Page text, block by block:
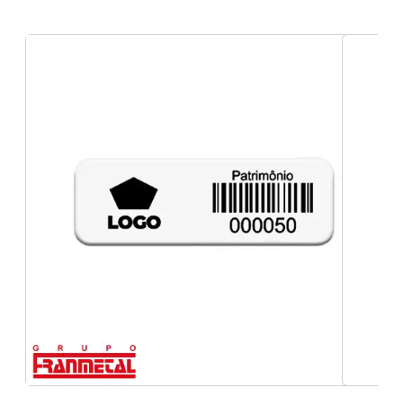
Sinalização para áreas de risco